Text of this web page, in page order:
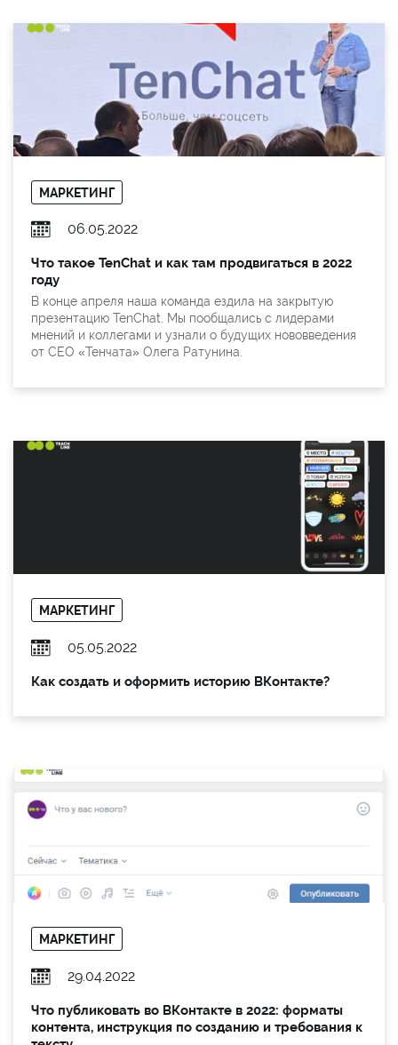
МАРКЕТИНГ
06.05.2022
Что такое TenChat и как там продвигаться в 2022
году
В конце апреля наша команда ездила на закрытую
презентацию TenChat. Мы пообщались с лидерами
мнений и коллегами и узнали о будущих нововведения
от CEO «Тенчата» Олега Ратунина.
МАРКЕТИНГ
05.05.2022
Как создать и оформить историю ВКонтакте?
МАРКЕТИНГ
29.04.2022
Что публиковать во ВКонтакте в 2022: форматы
контента, инструкция по созданию и требования к